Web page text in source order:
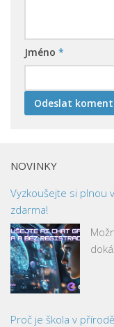
Jméno *
NOVINKY
Vyzkoušejte si plnou
zdarma!
Proč je škola v